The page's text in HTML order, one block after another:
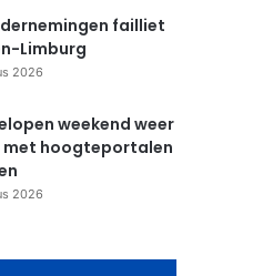
failliet
Limburg
2026
weekend weer
met hoogteportalen
2026